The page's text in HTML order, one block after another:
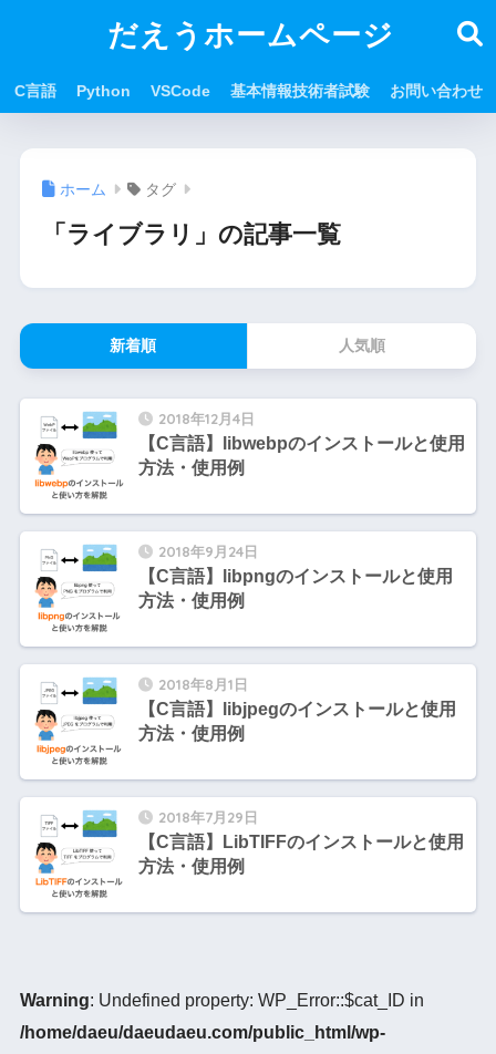
だえうホームページ
C言語 Python VSCode 基本情報技術者試験 お問い合わせ
ホーム タグ
「ライブラリ」の記事一覧
新着順 人気順
2018年12月4日
【C言語】libwebpのインストールと使用
方法・使用例
2018年9月24日
【C言語】libpngのインストールと使用
方法・使用例
2018年8月1日
【C言語】libjpegのインストールと使用
方法・使用例
2018年7月29日
【C言語】LibTIFFのインストールと使用
方法・使用例
Warning: Undefined property: WP_Error::$cat_ID in
/home/daeu/daeudaeu.com/public_html/wp-